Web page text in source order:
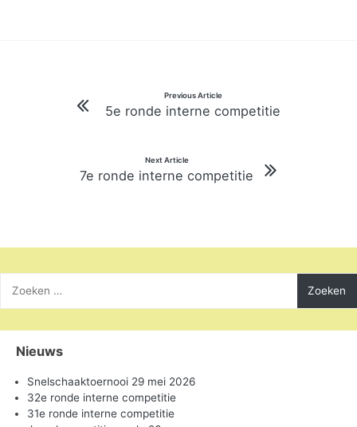
navigatie
Previous Article
5e ronde interne competitie
Next Article
7e ronde interne competitie
naar:
Nieuws
Snelschaaktoernooi 29 mei 2026
32e ronde interne competitie
31e ronde interne competitie